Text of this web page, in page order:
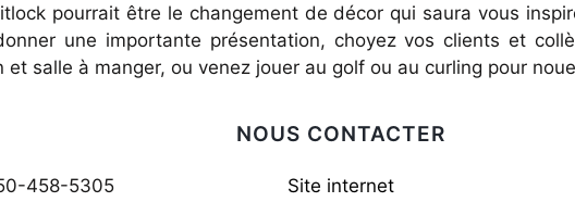
pourrait être le changement de décor qui saura vous
une importante présentation, choyez vos clients et
et salle à manger, ou venez jouer au golf ou au curling pour
NOUS CONTACTER
458-5305 Site internet